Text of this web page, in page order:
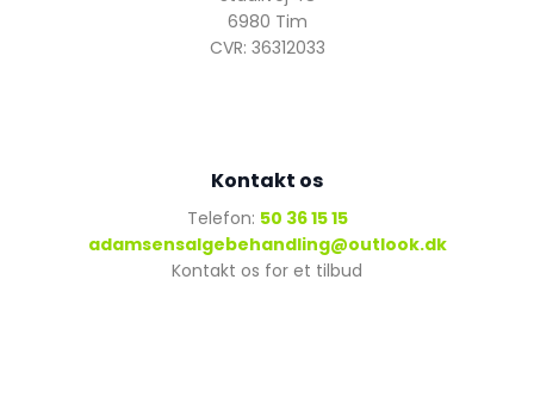
6980 Tim
CVR: 36312033
Kontakt os
Telefon: 50 36 15 15
adamsensalgebehandling@outlook.dk
​Kontakt os for et tilbud